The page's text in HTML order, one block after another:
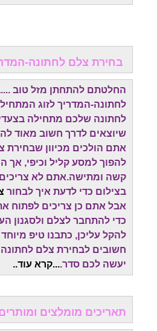
בחירת צלם לחתונה-
החלטתם להתחתן מזל טוב
לחתונה-המדריך לזוג
לחתונה שלכם מתחילה
שיוצאים לדרך חשוב מאוד
אתם הולכים מכיוון שבחירת
להפוך למסע קליל וכיפי, אך
קשה ומתישה.אתם לא
בצילום כדי לדעת איך לבחור
אבל אתם כן צריכים לפתוח
כדי להתחבר לצלם ולסגנון
חשובים לבחירת צלם
יעשה לכם סדר....קרא עוד..
תאריכים מומלצים